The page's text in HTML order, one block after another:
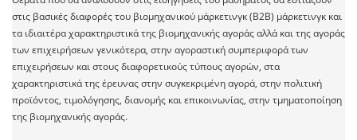
στις βασικές διαφορές του βιομηχανικού μάρκετινγκ (Β2Β) μάρκετινγκ και
τα ιδιαιτέρα χαρακτηριστικά της βιομηχανικής αγοράς αλλά και της αγοράς
των επιχειρήσεων γενικότερα, στην αγοραστική συμπεριφορά των
επιχειρήσεων και στους διαφορετικούς τύπους αγορών, στα
χαρακτηριστικά της έρευνας στην συγκεκριμένη αγορά, στην πολιτική
προϊόντος, τιμολόγησης, διανομής και επικοινωνίας, στην τμηματοποίηση
της βιομηχανικής αγοράς.